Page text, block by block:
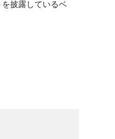
披露しているベ